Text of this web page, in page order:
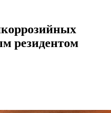
резидентом